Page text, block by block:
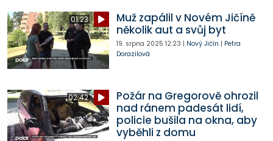
01:23
Muž zapálil v Novém Jičíně
několik aut a svůj byt
19. srpna 2025 12:23 | Nový Jičín | Petra
Dorazilová
02:42
Požár na Gregorově ohrozil
nad ránem padesát lidí,
policie bušila na okna, aby
vyběhli z domu